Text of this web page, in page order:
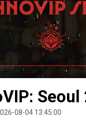
Seoul
08-04 13:45:00